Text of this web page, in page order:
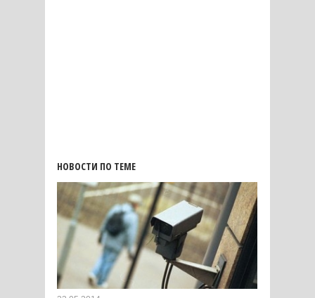
НОВОСТИ ПО ТЕМЕ